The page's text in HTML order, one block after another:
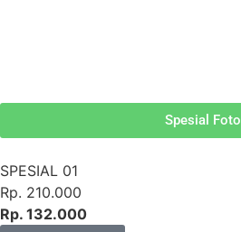
Spesial Foto
SPESIAL 01
Rp. 210.000
Rp. 132.000